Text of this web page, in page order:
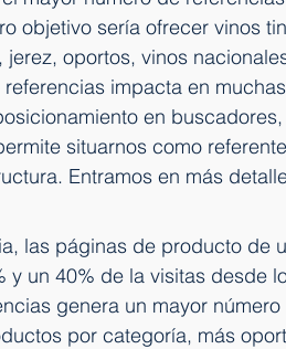
objetivo sería ofrecer vinos
oportos, vinos
impacta en
en
situarnos como
Entramos en más
las páginas de producto de
y un 40% de la visitas desde
genera un mayor
por categoría, más